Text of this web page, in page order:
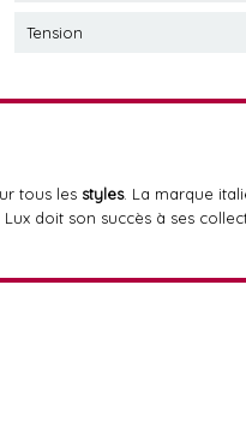
Tension
tous les styles. La marque
Lux doit son succès à ses